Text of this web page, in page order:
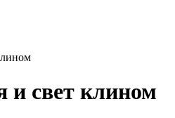
и свет клином